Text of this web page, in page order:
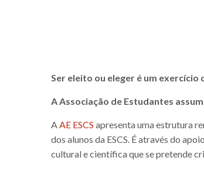
Ser eleito ou eleger é um exercício
A Associação de Estudantes
AAE ESCS apresenta uma estrutura
dos alunos da ESCS. É através do
cultural e científica que se pretende